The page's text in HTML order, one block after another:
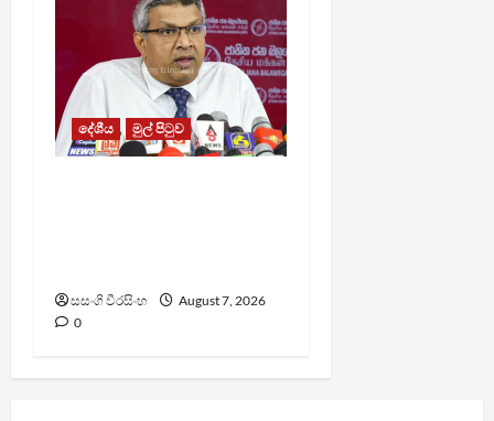
දේශීය මුල් පිටුව
සසංගි වීරසිංහ
August 7, 2026
0